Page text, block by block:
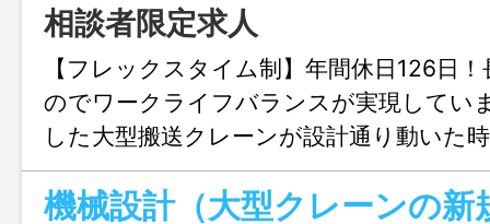
相談者限定求人
【フレックスタイム制】年間休日126日
のでワークライフバランスが実現してい
した大型搬送クレーンが設計通り動いた
てみませんか？
機械設計（大型クレーンの新